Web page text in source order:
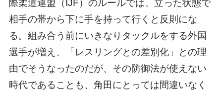
際柔道連盟（IJF）のルールでは、立った状態で
相手の帯から下に手を持って行くと反則にな
る。組み合う前にいきなりタックルをする外国
選手が増え、「レスリングとの差別化」との理
由でそうなったのだが、その防御法が使えない
時代であることも、角田にとっては間違いなく